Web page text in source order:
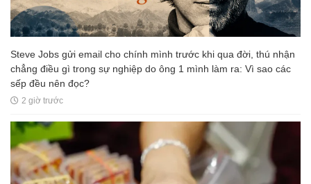
Steve Jobs gửi email cho chính mình trước khi qua đời, thú nhận
chẳng điều gì trong sự nghiệp do ông 1 mình làm ra: Vì sao các
sếp đều nên đọc?
2 giờ trước